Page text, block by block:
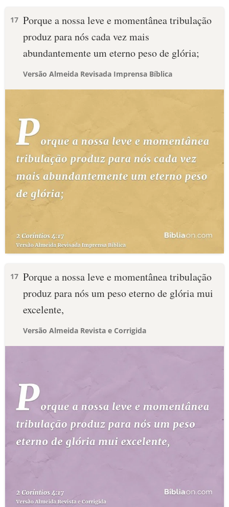
17 Porque a nossa leve e momentânea tribulação
produz para nós cada vez mais
abundantemente um eterno peso de glória;
Versão Almeida Revisada Imprensa Bíblica
17 Porque a nossa leve e momentânea tribulação
produz para nós um peso eterno de glória mui
excelente,
Versão Almeida Revista e Corrigida